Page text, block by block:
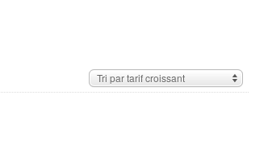
Tri par tarif croissant